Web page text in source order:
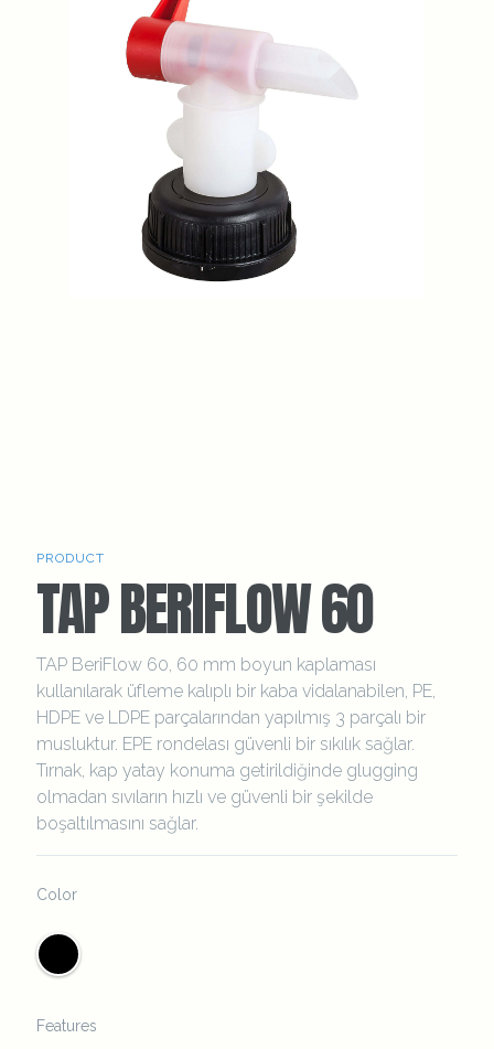
PRODUCT
TAP BERIFLOW 60
TAP BeriFlow 60, 60 mm boyun kaplaması
kullanılarak üfleme kalıplı bir kaba vidalanabilen, PE,
HDPE ve LDPE parçalarından yapılmış 3 parçalı bir
musluktur. EPE rondelası güvenli bir sıkılık sağlar.
Tırnak, kap yatay konuma getirildiğinde glugging
olmadan sıvıların hızlı ve güvenli bir şekilde
boşaltılmasını sağlar.
Color
Features